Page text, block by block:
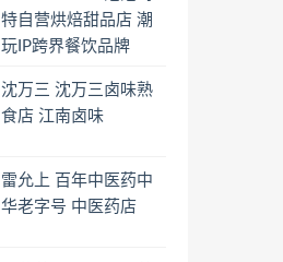
特自营烘焙甜品店 潮
玩IP跨界餐饮品牌
沈万三 沈万三卤味熟
食店 江南卤味
雷允上 百年中医药中
华老字号 中医药店